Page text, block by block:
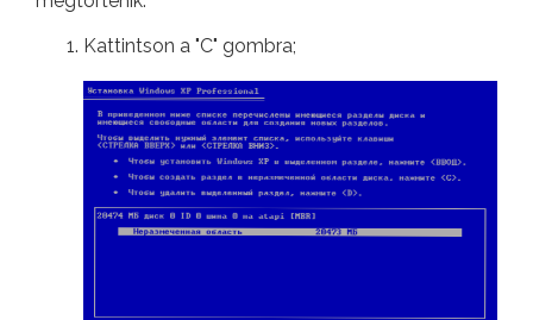
Kattintson a "C" gombra;